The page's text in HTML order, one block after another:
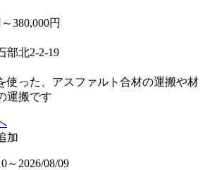
380,000円
部北2-2-19
使った、アスファルト合材の運搬や材
運搬です
加
～2026/08/09